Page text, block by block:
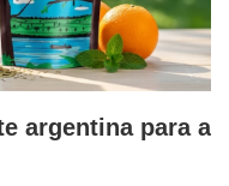
argentina para a